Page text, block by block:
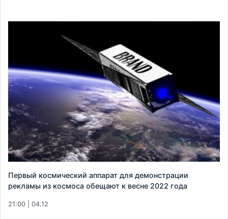
Первый космический аппарат для демонстрации
рекламы из космоса обещают к весне 2022 года
21:00 | 04.12